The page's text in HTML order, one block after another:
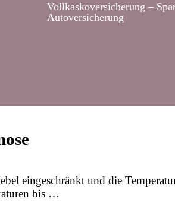
Vollkaskoversicherung –
Autoversicherung
eingeschränkt und die
bis …